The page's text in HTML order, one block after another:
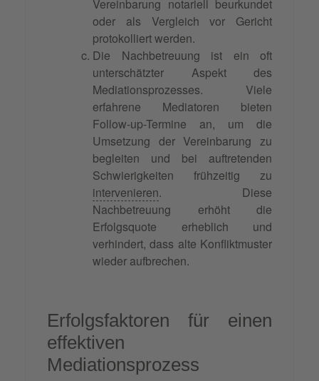
Vereinbarung notariell beurkundet
oder als Vergleich vor Gericht
protokolliert werden.
Die Nachbetreuung ist ein oft
unterschätzter Aspekt des
Mediationsprozesses. Viele
erfahrene Mediatoren bieten
Follow-up-Termine an, um die
Umsetzung der Vereinbarung zu
begleiten und bei auftretenden
Schwierigkeiten frühzeitig zu
intervenieren. Diese
Nachbetreuung erhöht die
Erfolgsquote erheblich und
verhindert, dass alte Konfliktmuster
wieder aufbrechen.
Erfolgsfaktoren für einen
effektiven
Mediationsprozess